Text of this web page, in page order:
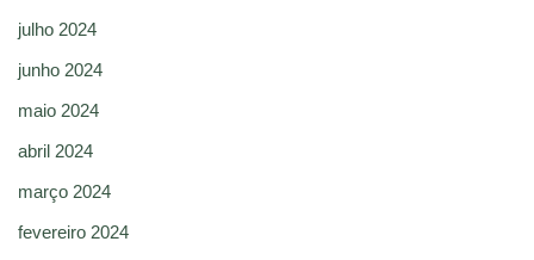
julho 2024
junho 2024
maio 2024
abril 2024
março 2024
fevereiro 2024